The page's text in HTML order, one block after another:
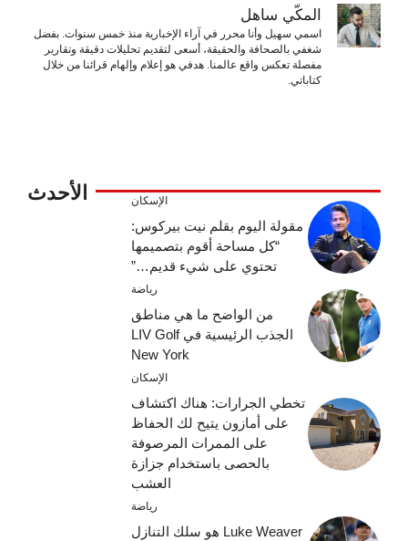
المكّي ساهل
اسمي سهيل وأنا محرر في آراء الإخبارية منذ خمس سنوات. بفضل
شغفي بالصحافة والحقيقة، أسعى لتقديم تحليلات دقيقة وتقارير
مفصلة تعكس واقع عالمنا. هدفي هو إعلام وإلهام قرائنا من خلال
كتاباتي.
الأحدث الإسكان
مقولة اليوم بقلم نيت بيركوس:
“كل مساحة أقوم بتصميمها
تحتوي على شيء قديم…”
رياضة
من الواضح ما هي مناطق
الجذب الرئيسية في LIV Golf
New York
الإسكان
تخطي الجرارات: هناك اكتشاف
على أمازون يتيح لك الحفاظ
على الممرات المرصوفة
بالحصى باستخدام جزازة
العشب
رياضة
Luke Weaver هو سلك التنازل